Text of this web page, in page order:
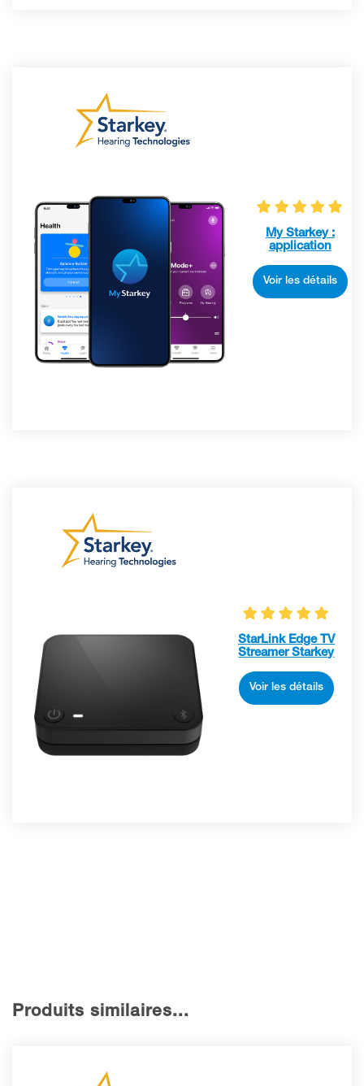
My Starkey :
application
Voir les détails
StarLink Edge TV
Streamer Starkey
Voir les détails
Produits similaires...